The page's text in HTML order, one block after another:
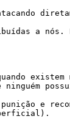
a nós.
ninguém
e